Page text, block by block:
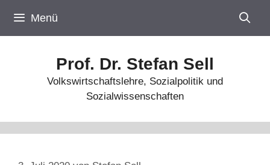
Inhalt
springen
Menü
Prof. Dr. Stefan Sell
Volkswirtschaftslehre, Sozialpolitik und
Sozialwissenschaften